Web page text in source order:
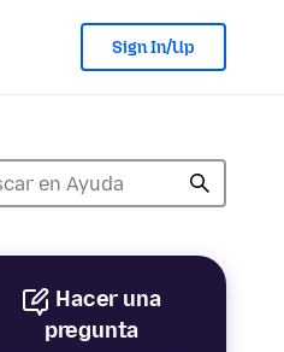
Sign In/Up
Hacer una
pregunta